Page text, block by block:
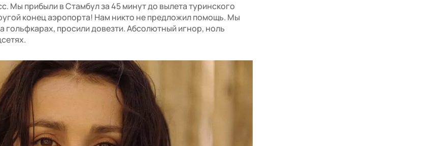
Мы прибыли в Стамбул за 45 минут до вылета туринского
конец аэропорта! Нам никто не предложил помощь. Мы
гольфкарах, просили довезти. Абсолютный игнор, ноль